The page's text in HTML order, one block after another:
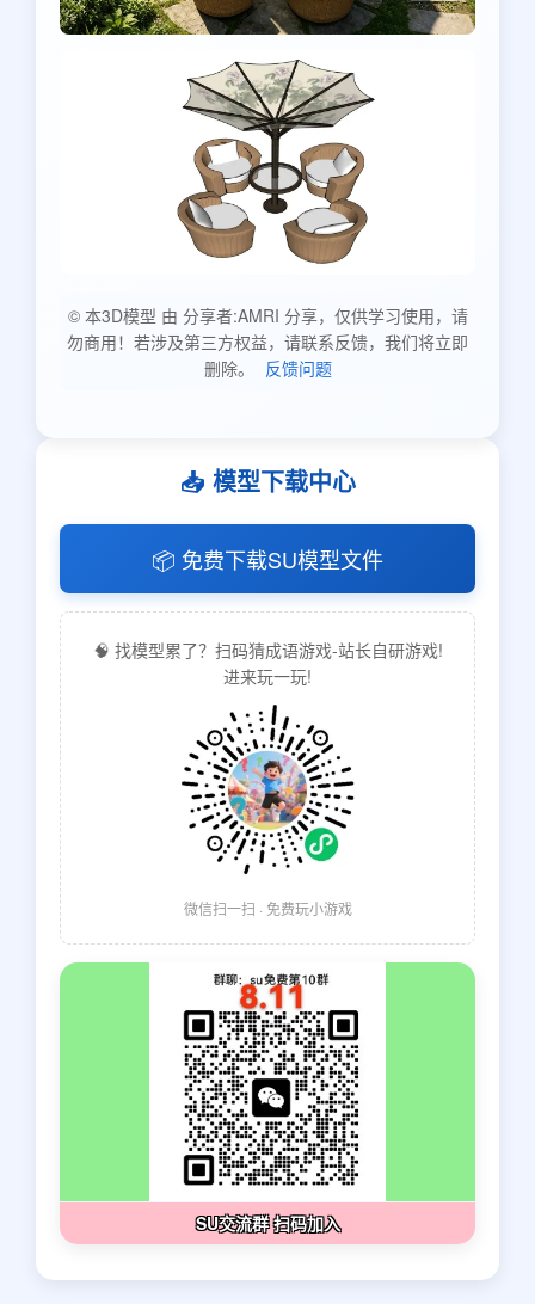
© 本3D模型 由 分享者:AMRI 分享，仅供学习使用，请
勿商用！若涉及第三方权益，请联系反馈，我们将立即
删除。
反馈问题
📥 模型下载中心
📦 免费下载SU模型文件
🧠 找模型累了？扫码猜成语游戏-站长自研游戏!
进来玩一玩!
微信扫一扫 · 免费玩小游戏
SU交流群 扫码加入